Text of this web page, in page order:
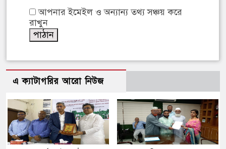
আপনার ইমেইল ও অন্যান্য তথ্য সঞ্চয় করে
রাখুন
এ ক্যাটাগরির আরো নিউজ